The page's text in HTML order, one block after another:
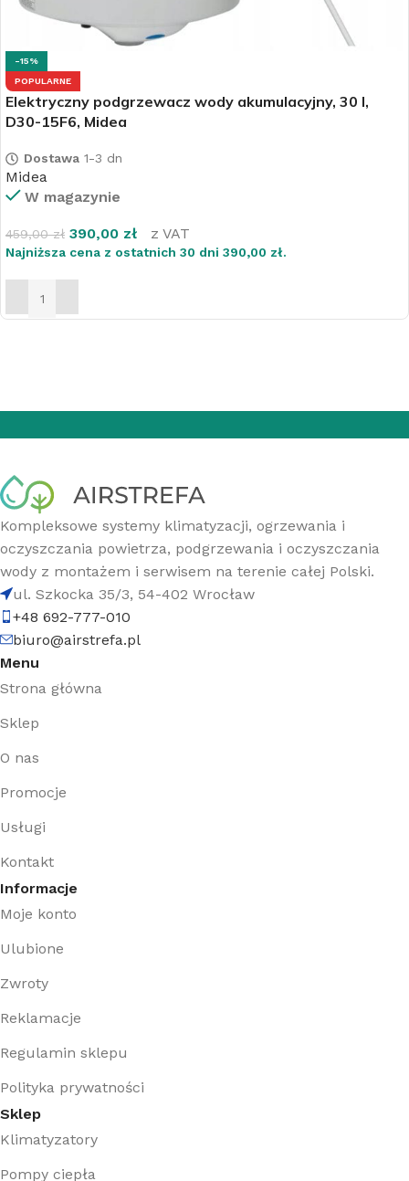
-15%
POPULARNE
Elektryczny podgrzewacz wody akumulacyjny, 30 l,
D30-15F6, Midea
Dostawa 1-3 dn
Midea
W magazynie
459,00zł 390,00 zł z VAT
Najniższa cena z ostatnich 30 dni 390,00 zł.
DODAJ DO KOSZYKA
Kompleksowe systemy klimatyzacji, ogrzewania i
oczyszczania powietrza, podgrzewania i oczyszczania
wody z montażem i serwisem na terenie całej Polski.
ul. Szkocka 35/3, 54-402 Wrocław
+48 692-777-010
biuro@airstrefa.pl
Menu
Strona główna
Sklep
O nas
Promocje
Usługi
Kontakt
Informacje
Moje konto
Ulubione
Zwroty
Reklamacje
Regulamin sklepu
Polityka prywatności
Sklep
Klimatyzatory
Pompy ciepła